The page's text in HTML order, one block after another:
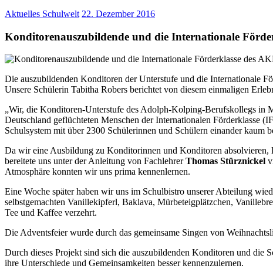
Aktuelles Schulwelt 22. Dezember 2016
Konditorenauszubildende und die Internationale
Die auszubildenden Konditoren der Unterstufe und die Internationale
Unsere Schülerin Tabitha Robers berichtet von diesem einmaligen
„Wir, die Konditoren-Unterstufe des Adolph-Kolping-Berufskollegs in
Deutschland geflüchteten Menschen der Internationalen Förderklasse
Schulsystem mit über 2300 Schülerinnen und Schülern einander kaum
Da wir eine Ausbildung zu Konditorinnen und Konditoren absolvieren,
bereitete uns unter der Anleitung von FachlehrerThomas Stürznickel
Atmosphäre konnten wir uns prima kennenlernen.
Eine Woche später haben wir uns im Schulbistro unserer Abteilung
selbstgemachten Vanillekipferl, Baklava, Mürbeteigplätzchen,
Tee und Kaffee verzehrt.
Die Adventsfeier wurde durch das gemeinsame Singen von
Durch dieses Projekt sind sich die auszubildenden Konditoren und
ihre Unterschiede und Gemeinsamkeiten besser kennenzulernen.